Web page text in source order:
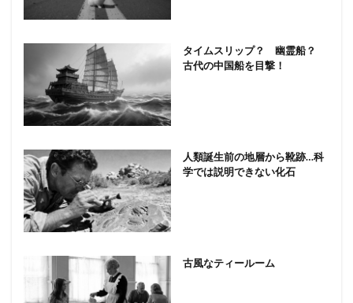
タイムスリップ？ 幽霊船？
古代の中国船を目撃！
人類誕生前の地層から靴跡…科
学では説明できない化石
古風なティールーム